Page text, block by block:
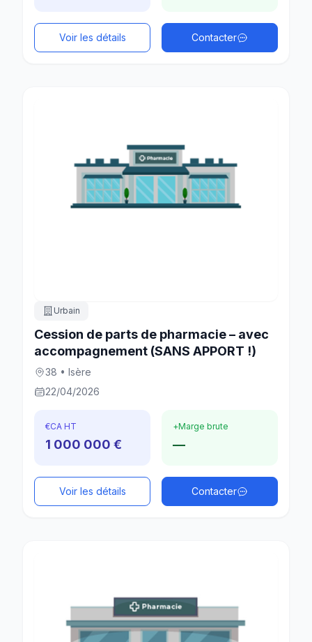
Voir les détails Contacter
Urbain
Cession de parts de pharmacie – avec
accompagnement (SANS APPORT !)
38 • Isère
22/04/2026
€CA HT
1 000 000 €
+Marge brute
—
Voir les détails Contacter